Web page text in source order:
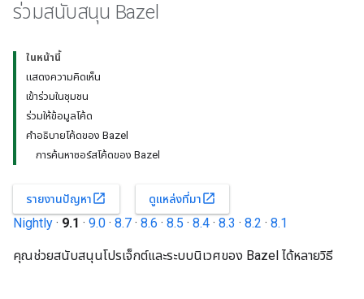
ร่วมสนับสนุน Bazel
ในหน้านี้
แสดงความคิดเห็น
เข้าร่วมในชุมชน
ร่วมให้ข้อมูลโค้ด
คำอธิบายโค้ดของ Bazel
การค้นหาซอร์สโค้ดของ Bazel
รายงานปัญหาopen_in_new ดูแหล่งที่มาopen_in_new
Nightly · 9.1 · 9.0 · 8.7 · 8.6 · 8.5 · 8.4 · 8.3 · 8.2 · 8.1
คุณช่วยสนับสนุนโปรเจ็กต์และระบบนิเวศของ Bazel ได้หลายวิธี